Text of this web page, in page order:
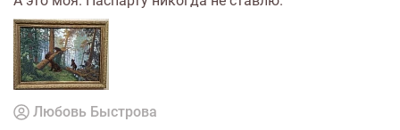
Любовь Быстрова